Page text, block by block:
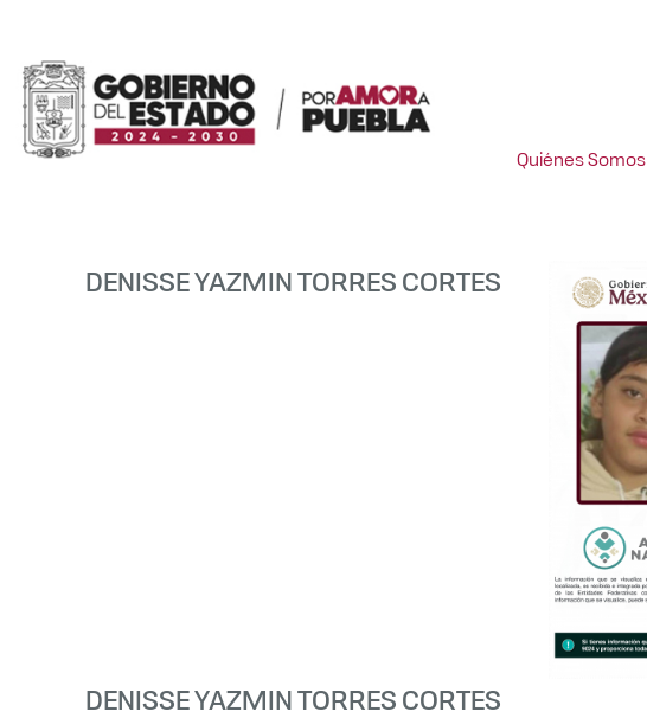
Quiénes Somos
DENISSE YAZMIN TORRES CORTES
DENISSE YAZMIN TORRES CORTES